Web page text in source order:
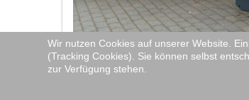
Wir nutzen Cookies auf unserer Website.
(Tracking Cookies). Sie können selbst
zur Verfügung stehen.